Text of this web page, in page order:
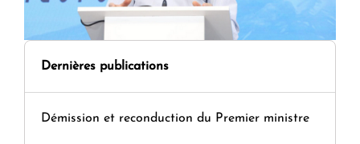
Dernières publications
Démission et reconduction du Premier ministre